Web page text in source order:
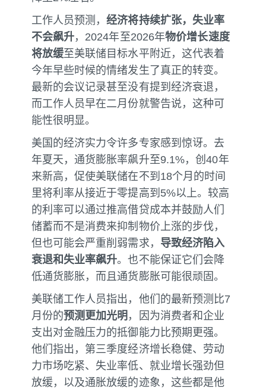
工作人员预测，经济将持续扩张，失业率
不会飙升，2024年至2026年物价增长速度
将放缓至美联储目标水平附近，这代表着
今年早些时候的情绪发生了真正的转变。
最新的会议记录甚至没有提到经济衰退，
而工作人员早在二月份就警告说，这种可
能性很明显。
美国的经济实力令许多专家感到惊讶。去
年夏天，通货膨胀率飙升至9.1%，创40年
来新高，促使美联储在不到18个月的时间
里将利率从接近于零提高到5%以上。较高
的利率可以通过推高借贷成本并鼓励人们
储蓄而不是消费来抑制物价上涨的步伐，
但也可能会严重削弱需求， 导致经济陷入
衰退和失业率飙升。也不能保证它们会降
低通货膨胀，而且通货膨胀可能很顽固。
美联储工作人员指出，他们的最新预测比7
月份的预测更加光明 ，因为消费者和企业
支出对金融压力的抵御能力比预期更强。
他们指出，第三季度经济增长稳健、劳动
力市场吃紧、失业率低、就业增长强劲但
放缓，以及通胀放缓的迹象，这些都是他